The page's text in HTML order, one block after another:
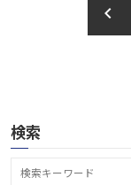
keyboard_arrow_left
検索